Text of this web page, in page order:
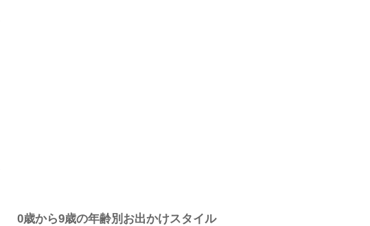
0歳から9歳の年齢別お出かけスタイル